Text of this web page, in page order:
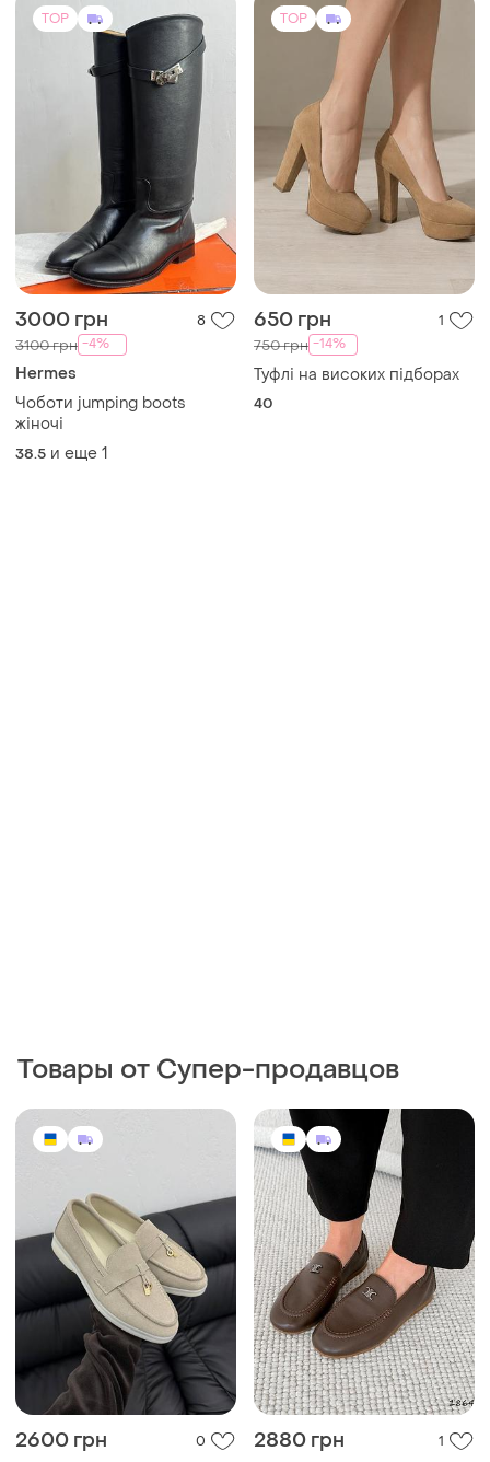
TOP
3000 грн 8
3100 грн -4%
Hermes
Чоботи jumping boots
жіночі
38.5 и еще 1
TOP
650 грн 1
750 грн -14%
Туфлі на високих підборах
40
Товары от Супер-продавцов
2600 грн 0 2880 грн 1